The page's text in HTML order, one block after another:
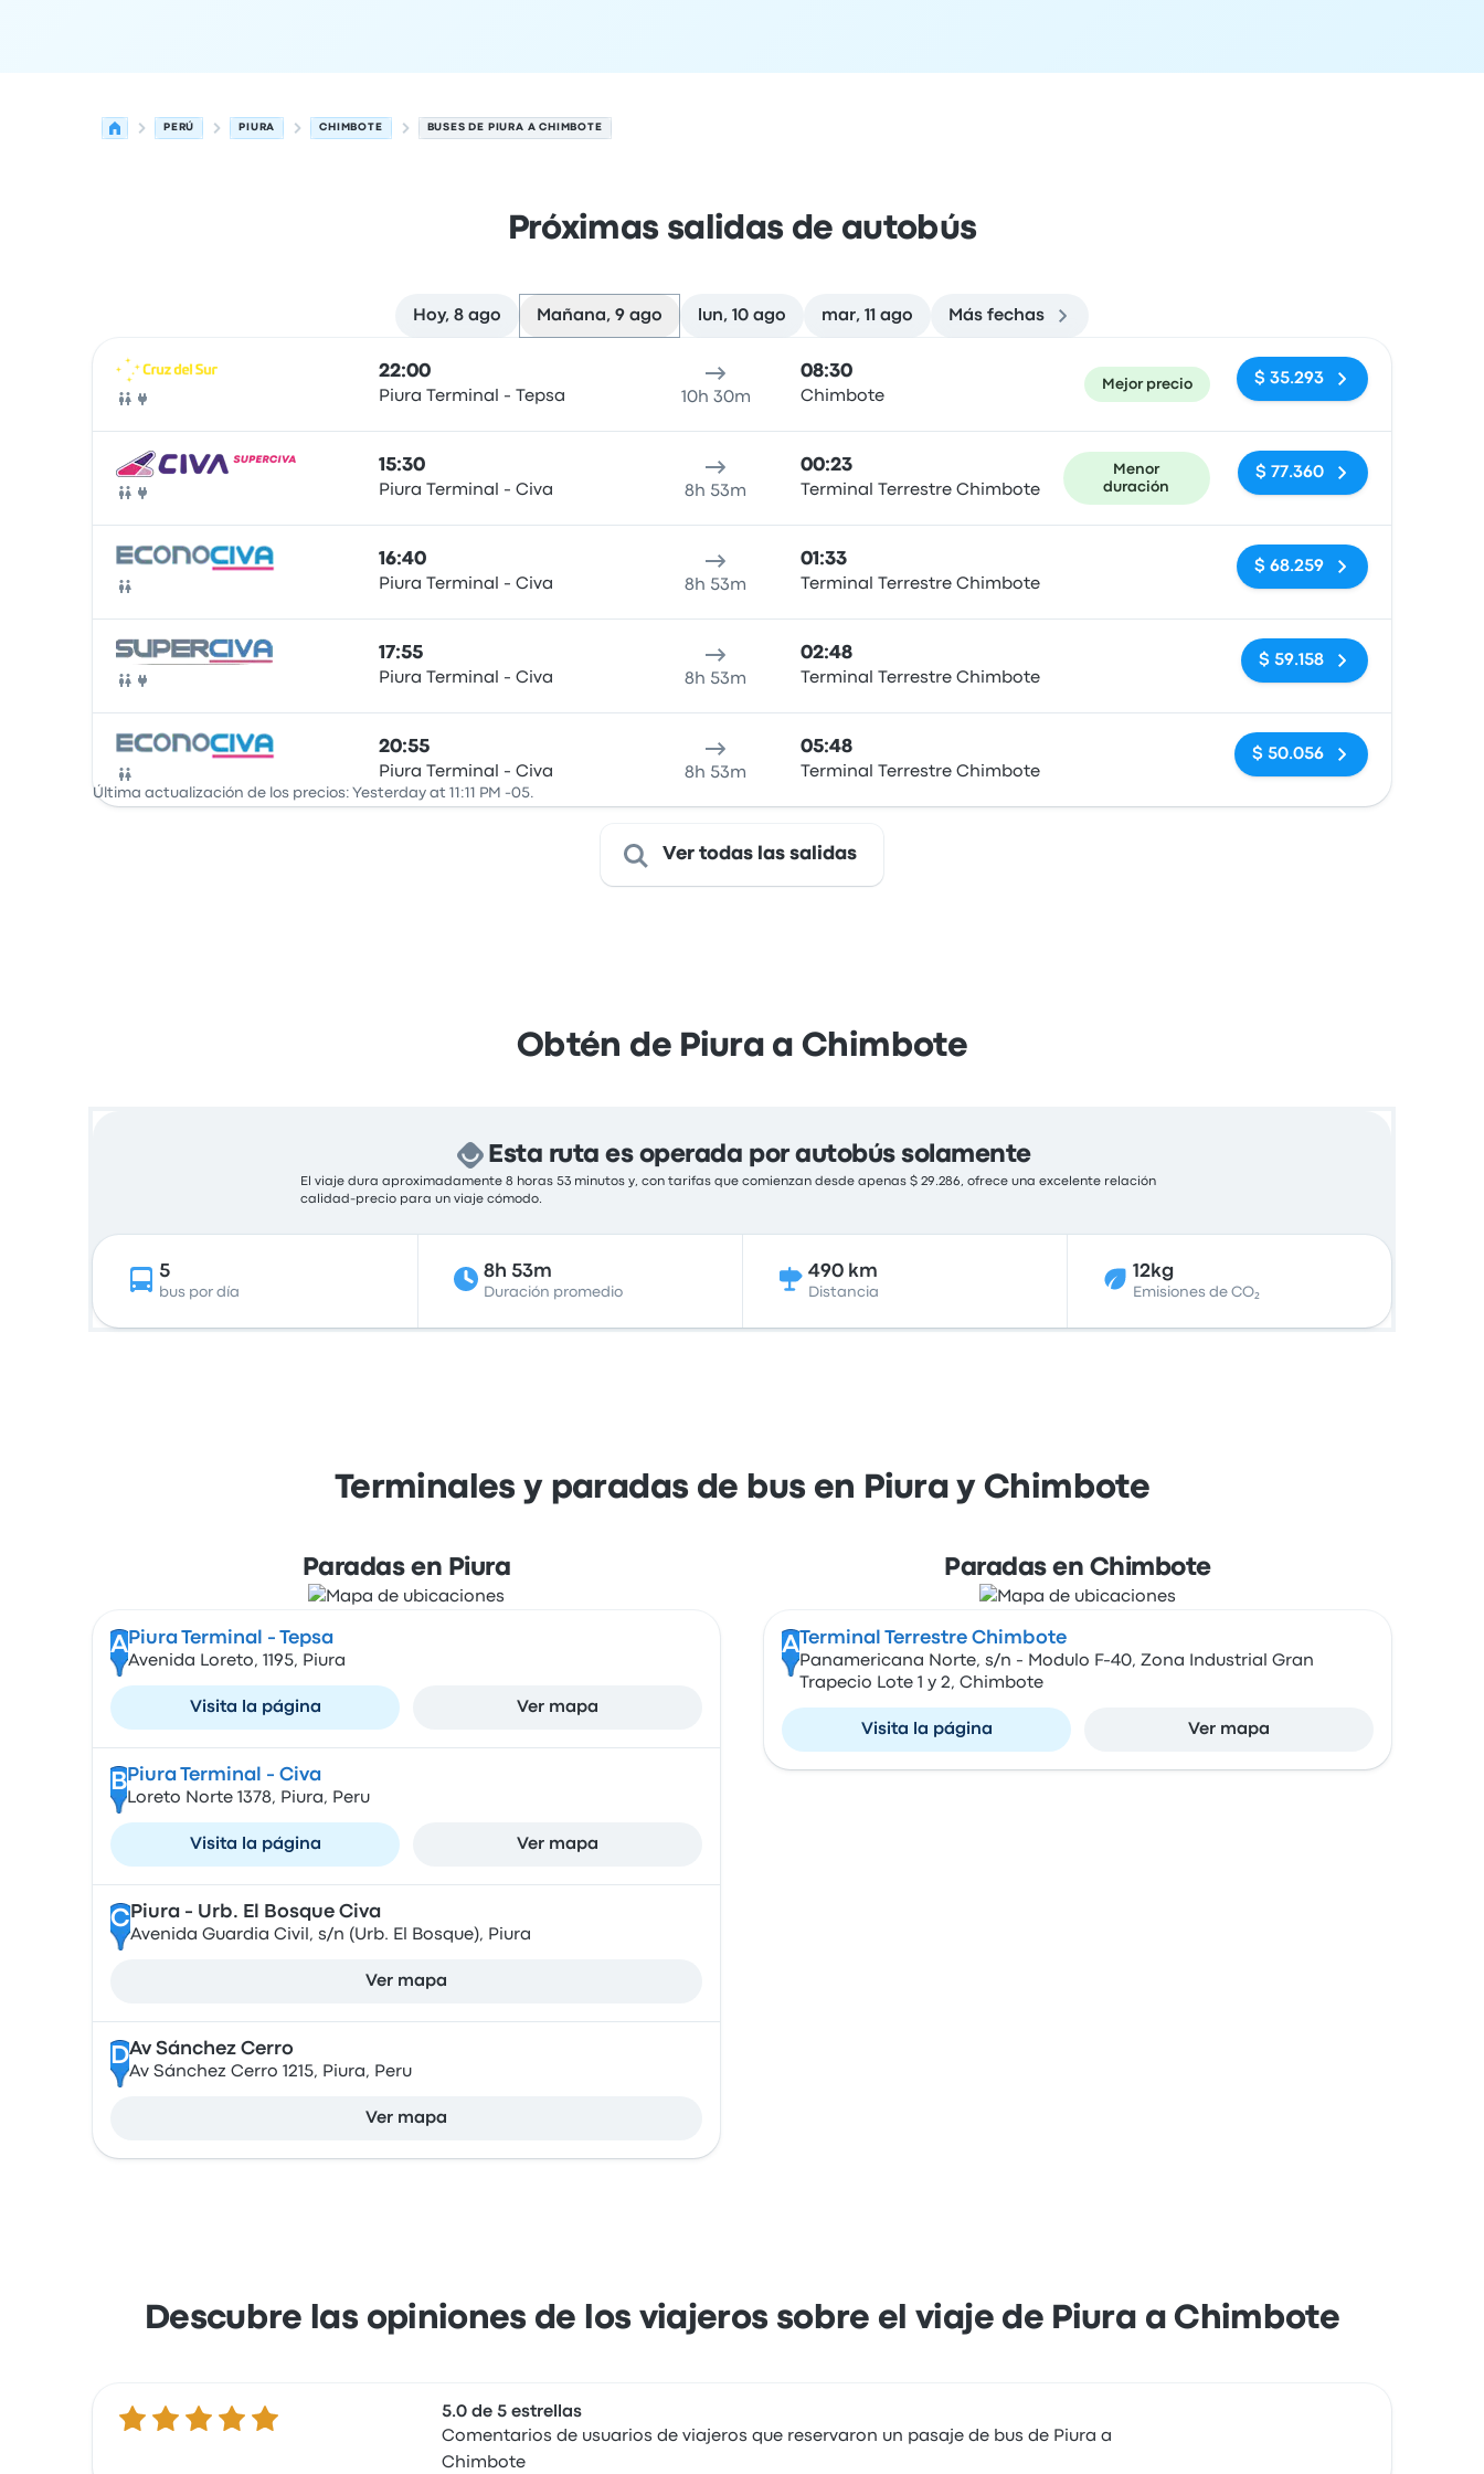
PERÚ PIURA CHIMBOTE BUSES DE PIURA A CHIMBOTE
Próximas salidas de autobús
Hoy, 8 ago Mañana, 9 ago lun, 10 ago mar, 11 ago Más fechas
Autobús
22:00
Piura Terminal - Tepsa 10h 30m
08:30
Chimbote
Mejor precio $ 35.293
Autobús
15:30
Piura Terminal - Civa 8h 53m
00:23
Terminal Terrestre Chimbote
Menor
duración
$ 77.360
Autobús
16:40
Piura Terminal - Civa 8h 53m
01:33
Terminal Terrestre Chimbote
Sin etiquetas
$ 68.259
Autobús
17:55
Piura Terminal - Civa 8h 53m
02:48
Terminal Terrestre Chimbote
Sin etiquetas
$ 59.158
Autobús
20:55
Piura Terminal - Civa 8h 53m
05:48
Terminal Terrestre Chimbote
Sin etiquetas
$ 50.056
Última actualización de los precios: Yesterday at 11:11 PM -05.
Ver todas las salidas
Obtén de Piura a Chimbote
Esta ruta es operada por autobús solamente
El viaje dura aproximadamente 8 horas 53 minutos y, con tarifas que comienzan desde apenas $ 29.286, ofrece una excelente relación
calidad-precio para un viaje cómodo.
5
bus por día
8h 53m
Duración promedio
490 km
Distancia
12kg
Emisiones de CO₂
Terminales y paradas de bus en Piura y Chimbote
Paradas en Piura
A Piura Terminal - Tepsa
Avenida Loreto, 1195, Piura
Visita la página Ver mapa
B Piura Terminal - Civa
Loreto Norte 1378, Piura, Peru
Visita la página Ver mapa
CPiura - Urb. El Bosque Civa
Avenida Guardia Civil, s/n (Urb. El Bosque), Piura
Ver mapa
DAv Sánchez Cerro
Av Sánchez Cerro 1215, Piura, Peru
Ver mapa
Paradas en Chimbote
A Terminal Terrestre Chimbote
Panamericana Norte, s/n - Modulo F-40, Zona Industrial Gran
Trapecio Lote 1 y 2, Chimbote
Visita la página Ver mapa
Descubre las opiniones de los viajeros sobre el viaje de Piura a Chimbote
5.0 de 5 estrellas
5.0 de 5 estrellas
Comentarios de usuarios de viajeros que reservaron un pasaje de bus de Piura a
Chimbote